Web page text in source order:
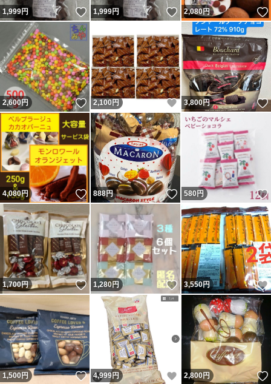
1,999円 いいね！
1,999円 いいね！
2,080円
2,600円 いいね！
2,100 円 いいね！
3,800円
4,080円 いいね！
888円 いいね！
580 円
1,700円 いいね！
1,280円 いいね！
3,550円
1,500円 いいね！
4,999円 いいね！
2,800円